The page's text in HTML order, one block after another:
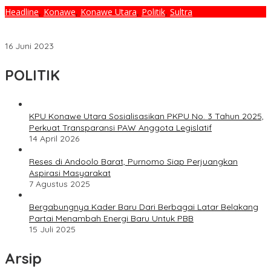
Headline, Konawe, Konawe Utara, Politik, Sultra
16 Juni 2023
POLITIK
KPU Konawe Utara Sosialisasikan PKPU No. 3 Tahun 2025,
Perkuat Transparansi PAW Anggota Legislatif
14 April 2026
Reses di Andoolo Barat, Purnomo Siap Perjuangkan
Aspirasi Masyarakat
7 Agustus 2025
Bergabungnya Kader Baru Dari Berbagai Latar Belakang
Partai Menambah Energi Baru Untuk PBB
15 Juli 2025
Arsip